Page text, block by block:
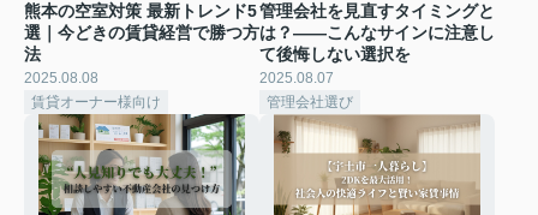
熊本の空室対策 最新トレンド5
選｜今どきの賃貸経営で勝つ方
法
2025.08.08
賃貸オーナー様向け
管理会社を見直すタイミングと
は？――こんなサインに注意し
て後悔しない選択を
2025.08.07
管理会社選び